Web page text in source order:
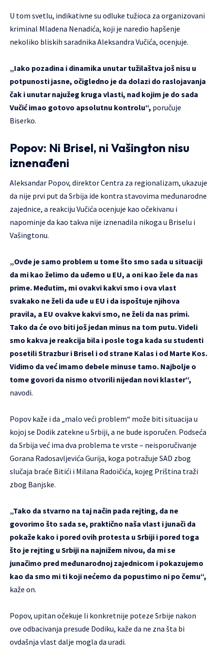
U tom svetlu, indikativne su odluke tužioca za organizovani
kriminal Mladena Nenadića, koji je naredio hapšenje
nekoliko bliskih saradnika Aleksandra Vučića, ocenjuje.
„Iako pozadina i dinamika unutar tužilaštva još nisu u
potpunosti jasne, očigledno je da dolazi do raslojavanja
čak i unutar najužeg kruga vlasti, nad kojim je do sada
Vučić imao gotovo apsolutnu kontrolu“, poručuje
Biserko.
Popov: Ni Brisel, ni Vašington nisu
iznenađeni
Aleksandar Popov, direktor Centra za regionalizam, ukazuje
da nije prvi put da Srbija ide kontra stavovima međunarodne
zajednice, a reakciju Vučića ocenjuje kao očekivanu i
napominje da kao takva nije iznenadila nikoga u Briselu i
Vašingtonu.
„Ovde je samo problem u tome što smo sada u situaciji
da mi kao želimo da uđemo u EU, a oni kao žele da nas
prime. Međutim, mi ovakvi kakvi smo i ova vlast
svakako ne želi da uđe u EU i da ispoštuje njihova
pravila, a EU ovakve kakvi smo, ne želi da nas primi.
Tako da će ovo biti još jedan minus na tom putu. Videli
smo kakva je reakcija bila i posle toga kada su studenti
posetili Strazbur i Brisel i od strane Kalas i od Marte Kos.
Vidimo da već imamo debele minuse tamo. Najbolje o
tome govori da nismo otvorili nijedan novi klaster“,
navodi.
Popov kaže i da „malo veći problem“ može biti situacija u
kojoj se Dodik zatekne u Srbiji, a ne bude isporučen. Podseća
da Srbija već ima dva problema te vrste – neisporučivanje
Gorana Radosavljevića Gurija, koga potražuje SAD zbog
slučaja braće Bitići i Milana Radoičića, kojeg Priština traži
zbog Banjske.
„Tako da stvarno na taj način pada rejting, da ne
govorimo što sada se, praktično naša vlast i junači da
pokaže kako i pored ovih protesta u Srbiji i pored toga
što je rejting u Srbiji na najnižem nivou, da mi se
junačimo pred međunarodnoj zajednicom i pokazujemo
kao da smo mi ti koji nećemo da popustimo ni po čemu“,
kaže on.
Popov, upitan očekuje li konkretnije poteze Srbije nakon
ove odbacivanja presude Dodiku, kaže da ne zna šta bi
ovdašnja vlast dalje mogla da uradi.